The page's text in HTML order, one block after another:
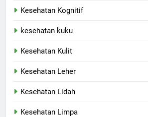
Kesehatan Kognitif
kesehatan kuku
Kesehatan Kulit
Kesehatan Leher
Kesehatan Lidah
Kesehatan Limpa